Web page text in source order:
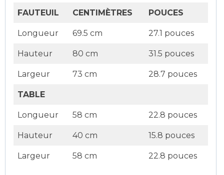
TableFAUTEUIL CENTIMÈTRES POUCES
Longueur 69.5 cm 27.1 pouces
Hauteur 80 cm 31.5 pouces
Largeur 73 cm 28.7 pouces
TABLE
Longueur 58 cm 22.8 pouces
Hauteur 40 cm 15.8 pouces
Largeur 58 cm 22.8 pouces